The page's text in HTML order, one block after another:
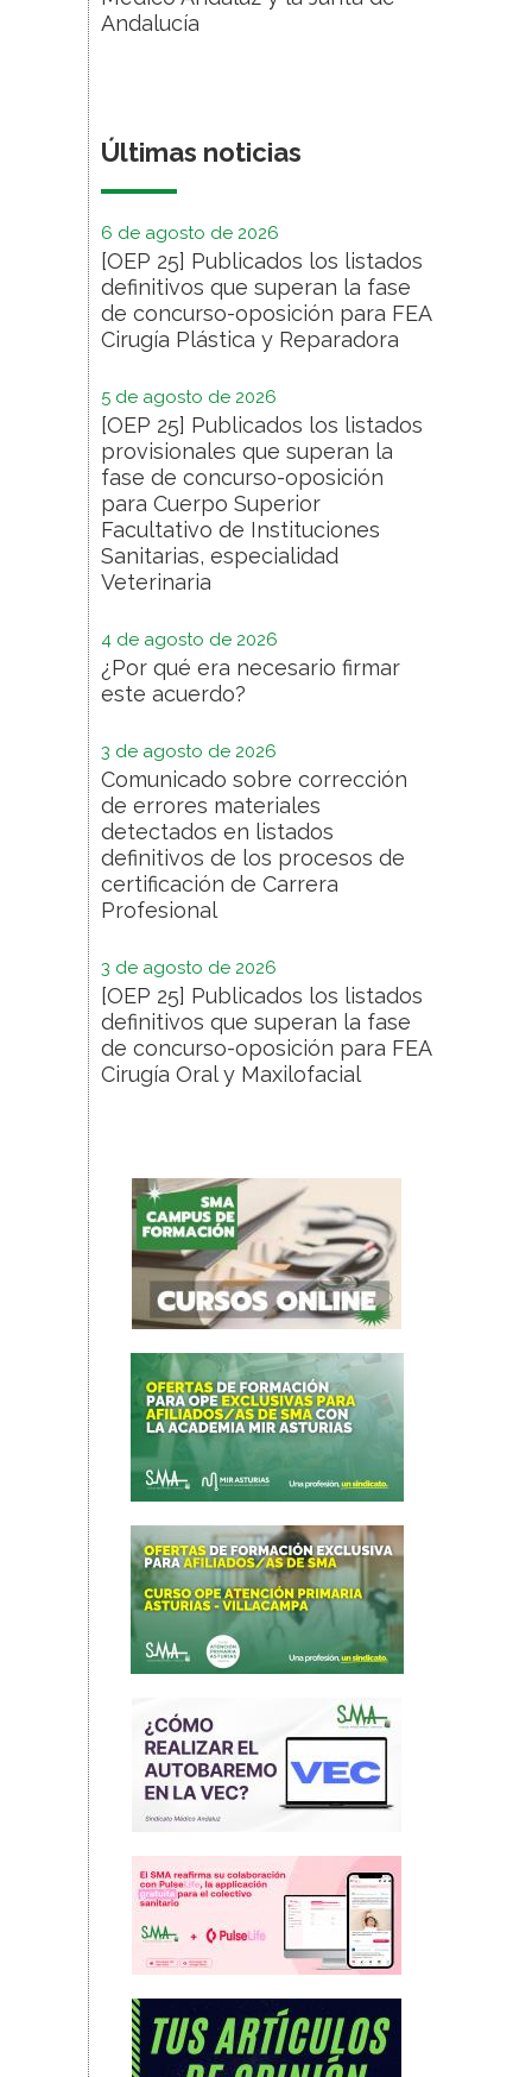
Andalucía
Últimas noticias
6 de agosto de 2026
[OEP 25] Publicados los listados
definitivos que superan la fase
de concurso-oposición para FEA
Cirugía Plástica y Reparadora
5 de agosto de 2026
[OEP 25] Publicados los listados
provisionales que superan la
fase de concurso-oposición
para Cuerpo Superior
Facultativo de Instituciones
Sanitarias, especialidad
Veterinaria
4 de agosto de 2026
¿Por qué era necesario firmar
este acuerdo?
3 de agosto de 2026
Comunicado sobre corrección
de errores materiales
detectados en listados
definitivos de los procesos de
certificación de Carrera
Profesional
3 de agosto de 2026
[OEP 25] Publicados los listados
definitivos que superan la fase
de concurso-oposición para FEA
Cirugía Oral y Maxilofacial